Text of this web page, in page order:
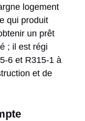
logement
qui produit
un prêt
; il est régi
6 et R315-1 à
et de